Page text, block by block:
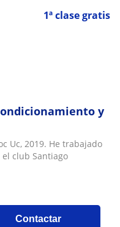
1ª clase gratis
y
Uc, 2019. He trabajado
club Santiago
Contactar